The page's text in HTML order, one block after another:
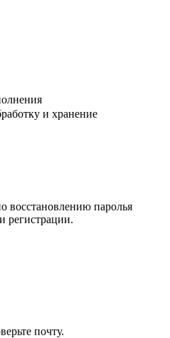
и хранение
восстановлению паролья
регистрации.
почту.